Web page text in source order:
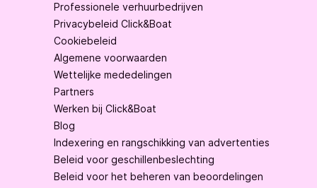
Professionele verhuurbedrijven
Privacybeleid Click&Boat
Cookiebeleid
Algemene voorwaarden
Wettelijke mededelingen
Partners
Werken bij Click&Boat
Blog
Indexering en rangschikking van advertenties
Beleid voor geschillenbeslechting
Beleid voor het beheren van beoordelingen